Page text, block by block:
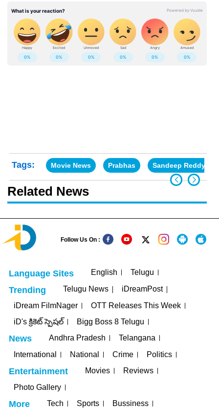
Tags: Movie News Prabhas Sandeep Reddy
Related News
Follow Us On :
Language Sites English Telugu
Trending Telugu News
iDreamPost
iDream FilmNager
OTT Releases This Week
iD's క్రికెట్ స్పెషల్
Bigg Boss 8 Telugu
News Andhra Pradesh
Telangana
International
National Crime Politics
Entertainment Movies
Reviews
Photo Gallery
More Tech Sports Bussiness